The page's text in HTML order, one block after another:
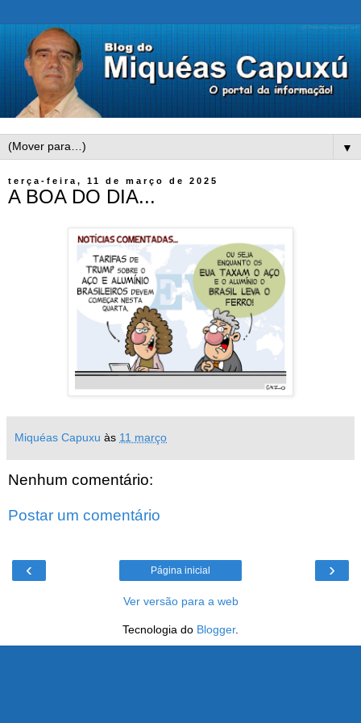
▼
terça-feira, 11 de março de 2025
A BOA DO DIA...
Miquéas Capuxu às 11 março
Nenhum comentário:
Postar um comentário
‹ ›
Página inicial
Ver versão para a web
Tecnologia do Blogger.